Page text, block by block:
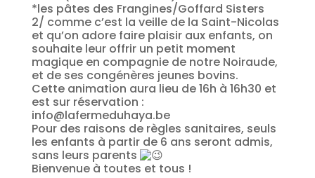
*les pâtes des Frangines/Goffard Sisters
2/ comme c’est la veille de la Saint-Nicolas
et qu’on adore faire plaisir aux enfants, on
souhaite leur offrir un petit moment
magique en compagnie de notre Noiraude,
et de ses congénères jeunes bovins.
Cette animation aura lieu de 16h à 16h30 et
est sur réservation :
info@lafermeduhaya.be
Pour des raisons de règles sanitaires, seuls
les enfants à partir de 6 ans seront admis,
sans leurs parents
Bienvenue à toutes et tous !